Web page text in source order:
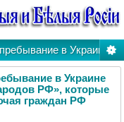
в Украине
в Украине
РФ», которые
граждан РФ